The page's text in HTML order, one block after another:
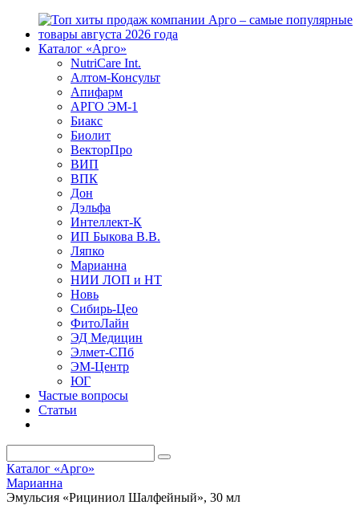
Каталог «Арго»
NutriCare Int.
Алтом-Консульт
Апифарм
АРГО ЭМ-1
Биакс
Биолит
ВекторПро
ВИП
ВПК
Дон
Дэльфа
Интеллект-К
ИП Быкова В.В.
Ляпко
Марианна
НИИ ЛОП и НТ
Новь
Сибирь-Цео
ФитоЛайн
ЭД Медицин
Элмет-СПб
ЭМ-Центр
ЮГ
Частые вопросы
Статьи
Каталог «Арго»
Марианна
Эмульсия «Рициниол Шалфейный», 30 мл